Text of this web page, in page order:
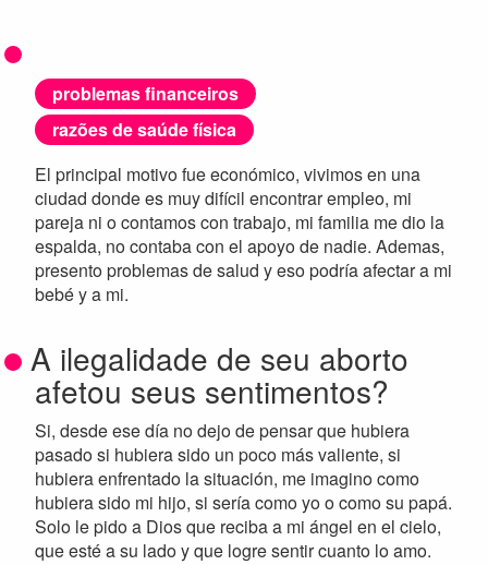
problemas financeiros
razões de saúde física
El principal motivo fue económico, vivimos en una
ciudad donde es muy difícil encontrar empleo, mi
pareja ni o contamos con trabajo, mi familia me dio la
espalda, no contaba con el apoyo de nadie. Ademas,
presento problemas de salud y eso podría afectar a mi
bebé y a mi.
A ilegalidade de seu aborto
afetou seus sentimentos?
Si, desde ese día no dejo de pensar que hubiera
pasado si hubiera sido un poco más valiente, si
hubiera enfrentado la situación, me imagino como
hubiera sido mi hijo, si sería como yo o como su papá.
Solo le pido a Dios que reciba a mi ángel en el cielo,
que esté a su lado y que logre sentir cuanto lo amo.